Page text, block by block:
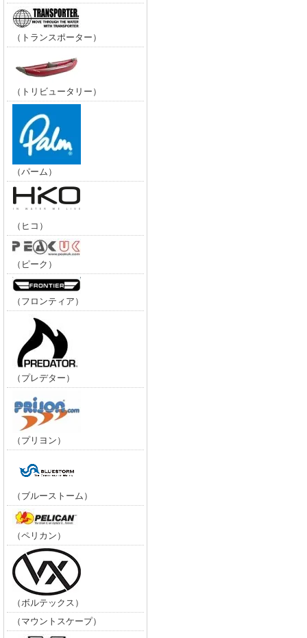
（トランスポーター）
（トリビュータリー）
（パーム）
（ヒコ）
（ピーク）
（フロンティア）
（プレデター）
（プリヨン）
（ブルーストーム）
（ペリカン）
（ボルテックス）
（マウントスケープ）